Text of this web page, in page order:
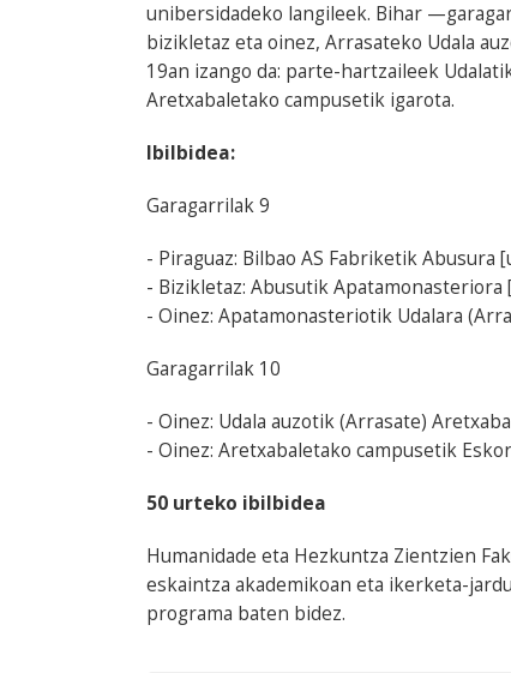
unibersidadeko langileek. Bihar
bizikletaz eta oinez, Arrasateko Udala
19an izango da: parte-hartzaileek
Aretxabaletako campusetik igarota.
Ibilbidea:
Garagarrilak 9
- Piraguaz: Bilbao AS Fabriketik
- Bizikletaz: Abusutik Apatamonasteriora
- Oinez: Apatamonasteriotik Udalara
Garagarrilak 10
- Oinez: Udala auzotik (Arrasate)
- Oinez: Aretxabaletako campusetik
50 urteko ibilbidea
Humanidade eta Hezkuntza Zientzien
eskaintza akademikoan eta ikerketa-
programa baten bidez.